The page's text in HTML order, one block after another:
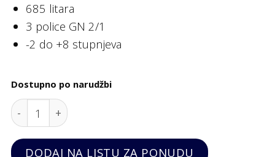
685 litara
3 police GN 2/1
-2 do +8 stupnjeva
Dostupno po narudžbi
Hladnjak AGE FA 700 PTS, 685 lit., Tecfrigo quantity
DODAJ NA LISTU ZA PONUDU